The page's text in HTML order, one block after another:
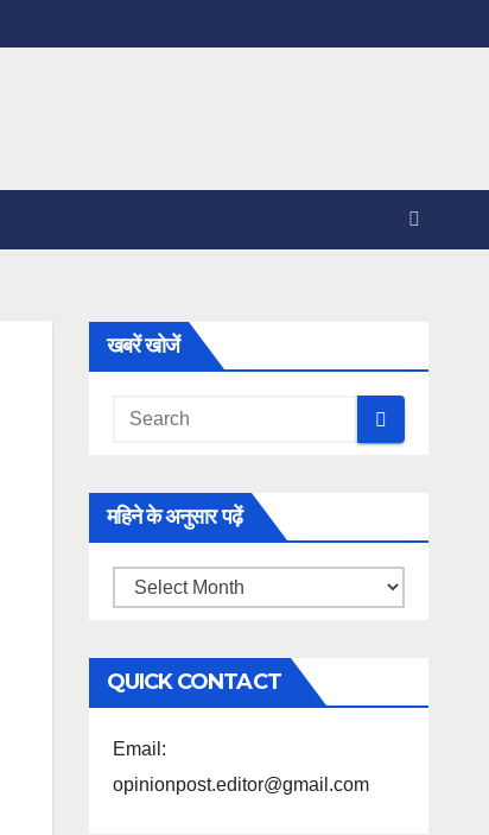
खबरें खोजें
महिने के अनुसार पढ़ें
महिने
अनुसार
पढ़ें
QUICK CONTACT
Email:
opinionpost.editor@gmail.com